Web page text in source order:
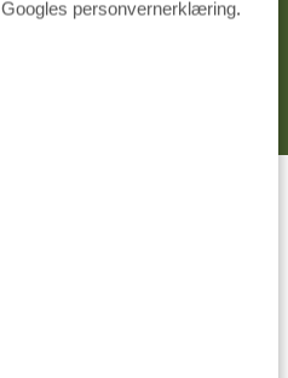
Googles personvernerklæring.